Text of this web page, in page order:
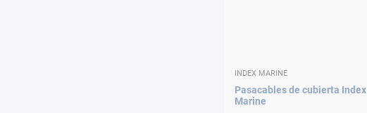
INDEX MARINE
Pasacables de cubierta Index
Marine